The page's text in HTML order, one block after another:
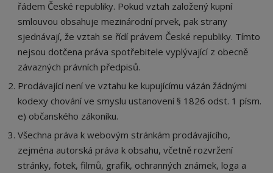
řádem České republiky. Pokud vztah založený kupní
smlouvou obsahuje mezinárodní prvek, pak strany
sjednávají, že vztah se řídí právem České republiky. Tímto
nejsou dotčena práva spotřebitele vyplývající z obecně
závazných právních předpisů.
Prodávající není ve vztahu ke kupujícímu vázán žádnými
kodexy chování ve smyslu ustanovení § 1826 odst. 1 písm.
e) občanského zákoníku.
Všechna práva k webovým stránkám prodávajícího,
zejména autorská práva k obsahu, včetně rozvržení
stránky, fotek, filmů, grafik, ochranných známek, loga a